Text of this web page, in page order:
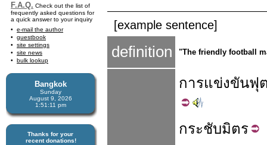
F.A.Q. Check out the list of
frequently asked questions for
a quick answer to your inquiry
e-mail the author
guestbook
site settings
site news
bulk lookup
Bangkok
Sunday
August 9, 2026
1:51:11 pm
Thanks for your
recent donations!
[example sentence]
definition "The friendly football
การแข่งขันฟุ
กระชับมิตร